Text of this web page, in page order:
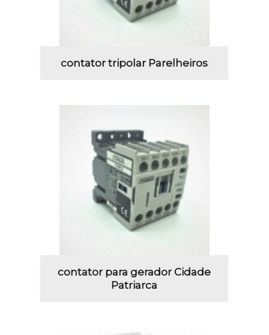
contator tripolar Parelheiros
contator para gerador Cidade
Patriarca